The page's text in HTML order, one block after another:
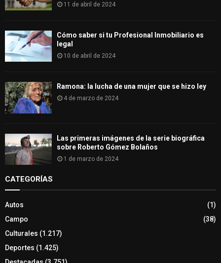
11 de abril de 2024
Cómo saber si tu Profesional Inmobiliario es
legal
10 de abril de 2024
Ramona: la lucha de una mujer que se hizo ley
4 de marzo de 2024
Las primeras imágenes de la serie biográfica
sobre Roberto Gómez Bolaños
1 de marzo de 2024
CATEGORÍAS
Autos
(1)
Campo
(38)
Culturales (1.217)
Deportes (1.425)